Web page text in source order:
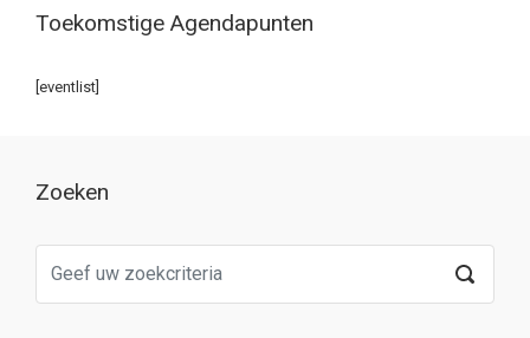
Toekomstige Agendapunten
[eventlist]
Zoeken